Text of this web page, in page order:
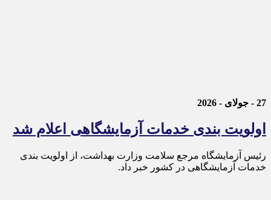
27 - جولای - 2026
اولویت بندی خدمات آزمایشگاهی اعلام شد
رئیس آزمایشگاه مرجع سلامت وزارت بهداشت، از اولویت بندی
خدمات آزمایشگاهی در کشور خبر داد.